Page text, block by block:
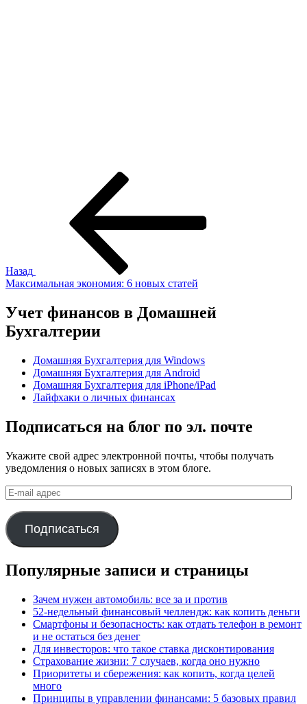
Назад
Максимальная экономия: 6 новых статей
Учет финансов в Домашней
Бухгалтерии
Домашняя Бухгалтерия для Windows
Домашняя Бухгалтерия для Android
Домашняя Бухгалтерия для iPhone/iPad
Лайфхаки о личных финансах
Подписаться на блог по эл. почте
Укажите свой адрес электронной почты, чтобы получать
уведомления о новых записях в этом блоге.
E-
mail
адрес
Подписаться
Популярные записи и страницы
Зачем нужен автомобиль: все за и против
52-недельный финансовый челлендж: как копить деньги
Смартфоны и безопасность: как отдать телефон в ремонт
и не остаться без денег
Для инвесторов: что такое ставка дисконтирования
Страхование жизни: 7 случаев, когда оно нужно
Приоритеты и сбережения: как копить, когда целей
много
Принципы в управлении финансами: 5 базовых правил